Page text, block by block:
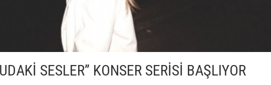
SESLER” KONSER SERİSİ BAŞLIYOR